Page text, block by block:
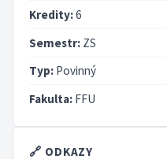
Kredity:6
Semestr: ZS
Typ: Povinný
Fakulta: FFU
🔗 ODKAZY